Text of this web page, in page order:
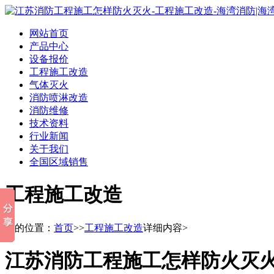
网站首页
产品中心
设备报价
工程施工改造
气体灭火
消防喷淋改造
消防维修
技术资料
行业新闻
关于我们
全国区域销售
工程施工改造
您的位置： 首页>>工程施工改造详细内容>
江苏消防工程施工怎样防火灭